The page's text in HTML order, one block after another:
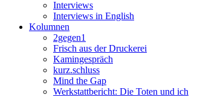
Interviews
Interviews in English
Kolumnen
2gegen1
Frisch aus der Druckerei
Kamingespräch
kurz.schluss
Mind the Gap
Werkstattbericht: Die Toten und ich